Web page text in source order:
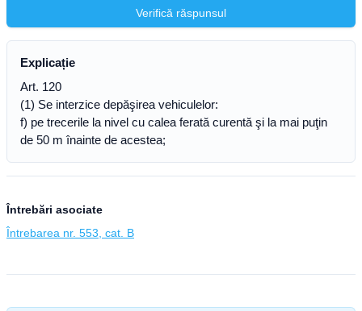
Verifică răspunsul
Explicație
Art. 120
(1) Se interzice depăşirea vehiculelor:
f) pe trecerile la nivel cu calea ferată curentă şi la mai puţin
de 50 m înainte de acestea;
Întrebări asociate
Întrebarea nr. 553, cat. B